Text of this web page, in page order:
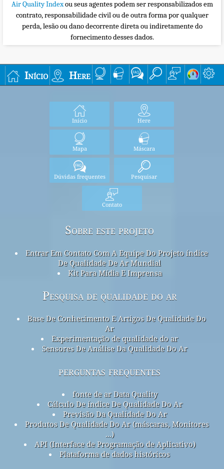
Air Quality Indexou seus agentes podem ser responsabilizados em
contrato, responsabilidade civil ou de outra forma por qualquer
perda, lesão ou dano decorrente direta ou indiretamente do
fornecimento desses dados.
Início Here
Início Here
Mapa Máscara
Dúvidas frequentes Pesquisar
Contato
Sobre este projeto
Entrar Em Contato Com A Equipe Do Projeto índice
De Qualidade De Ar Mundial
Kit Para Mídia E Imprensa
Pesquisa de qualidade do ar
Base De Conhecimento E Artigos De Qualidade Do
Ar
Experimentação de qualidade do ar
Sensores De Análise Da Qualidade Do Ar
perguntas frequentes
fonte de ar Data Quality
Cálculo De índice De Qualidade Do Ar
Previsão Da Qualidade Do Ar
Produtos De Qualidade Do Ar (máscaras, Monitores
...)
API (Interface de Programação de Aplicativo)
Plataforma de dados históricos